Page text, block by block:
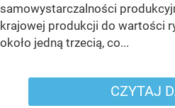
samowystarczalności
krajowej produkcji do wartości
około jedną trzecią, co...
CZYTAJ